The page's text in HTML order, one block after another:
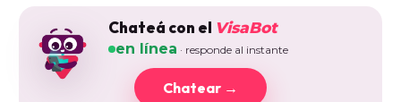
Chateá con el VisaBot
en línea · responde al instante
Chatear →